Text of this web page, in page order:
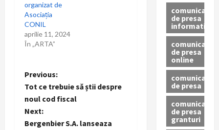
organizat de
Asociația
CONIL
aprilie 11, 2024
În „ARTA”
P
o
s
Previous:
Tot ce trebuie să știi despre
noul cod fiscal
Next:
Bergenbier S.A. lanseaza
comunicat
de presa
informativ
comunicat
de presa
online
comunicate
de presa
comunicate
de presa
granturi